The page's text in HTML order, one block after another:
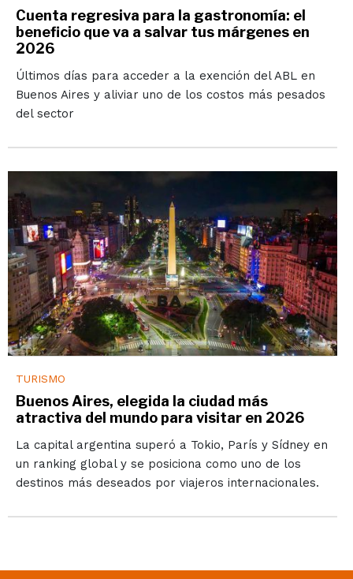
Cuenta regresiva para la gastronomía: el
beneficio que va a salvar tus márgenes en
2026
Últimos días para acceder a la exención del ABL en
Buenos Aires y aliviar uno de los costos más pesados
del sector
TURISMO
Buenos Aires, elegida la ciudad más
atractiva del mundo para visitar en 2026
La capital argentina superó a Tokio, París y Sídney en
un ranking global y se posiciona como uno de los
destinos más deseados por viajeros internacionales.